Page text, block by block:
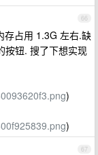
66
存占用 1.3G 左右.缺
按钮. 搜了下想实现
)
)
67